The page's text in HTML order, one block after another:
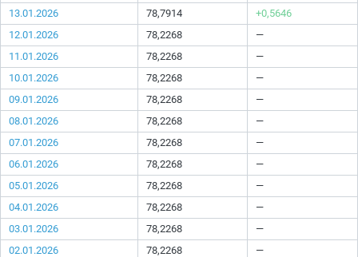
13.01.2026
78,7914
+0,5646
12.01.2026
78,2268
—
11.01.2026
78,2268
—
10.01.2026
78,2268
—
09.01.2026
78,2268
—
08.01.2026
78,2268
—
07.01.2026
78,2268
—
06.01.2026
78,2268
—
05.01.2026
78,2268
—
04.01.2026
78,2268
—
03.01.2026
78,2268
—
02.01.2026
78,2268
—